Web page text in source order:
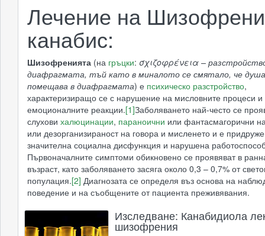
Сортове
Галерия
Лечение на
канабис:
Шизофренията (на гръцки: σχιζοφρένεια –
диафрагмата, тъй като в миналото се смятало, че
помещава в диафрагмата) е психическо разстройство,
характеризиращо се с нарушение на мисловните процеси и
емоционалните реакции.[1]Заболяването най-често се
слухови халюцинации, параноични или фантасмагорични
или дезорганизираност на говора и мисленето и е
значителна социална дисфункция и нарушена
Първоначалните симптоми обикновено се проявяват в
възраст, като заболяването засяга около 0,3 – 0,7% от
популация.[2] Диагнозата се определя въз основа на
поведение и на съобщените от пациента преживявания.
Изследване: Канабидиола
шизофрения